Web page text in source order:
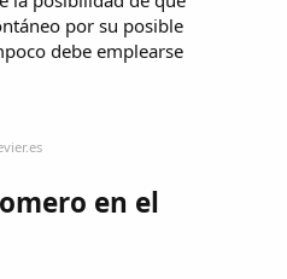
por su posible
debe emplearse
en el